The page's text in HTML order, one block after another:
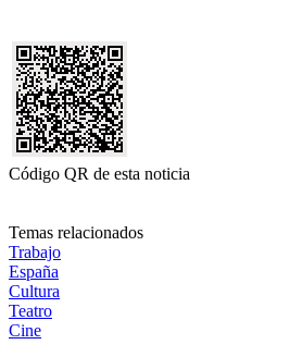
Código QR de esta noticia
Temas relacionados
Trabajo
España
Cultura
Teatro
Cine